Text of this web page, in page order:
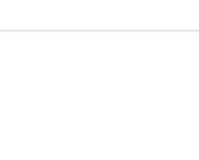
de Massy-Palaiseau